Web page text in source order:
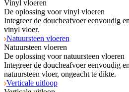
Vinyl vloeren
De oplossing voor vinyl vloeren
Integreer de doucheafvoer eenvoudig
vinyl vloer.
Natuursteen vloeren
Natuursteen vloeren
De oplossing voor natuursteen vloeren
Integreer de doucheafvoer eenvoudig
natuursteen vloer, ongeacht te dikte.
Verticale uitloop